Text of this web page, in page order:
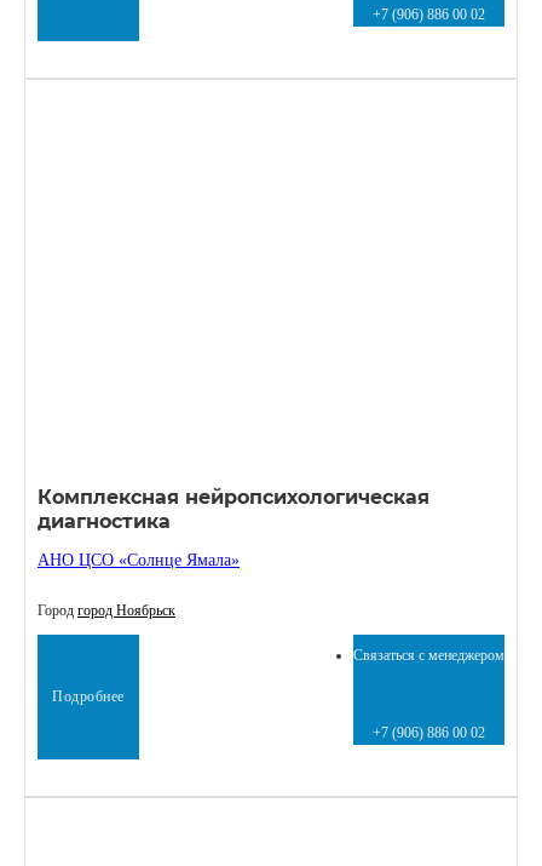
+7 (906) 886 00 02
Комплексная нейропсихологическая
диагностика
АНО ЦСО «Солнце Ямала»
Город город Ноябрьск
Подробнее
Связаться с менеджером
+7 (906) 886 00 02